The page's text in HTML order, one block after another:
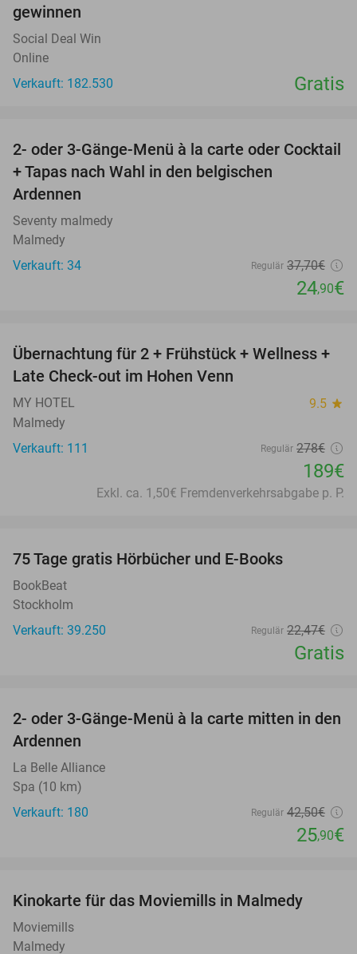
gewinnen
Social Deal Win
Online
Verkauft: 182.530
Gratis
34%
2- oder 3-Gänge-Menü à la carte oder Cocktail
+ Tapas nach Wahl in den belgischen
Ardennen
Seventy malmedy
Malmedy
Verkauft: 34
Regulär 37,70€
24,90€
32%
Übernachtung für 2 + Frühstück + Wellness +
Late Check-out im Hohen Venn
MY HOTEL 9.5 star
Malmedy
Verkauft: 111
Regulär 278€
189€
Exkl. ca. 1,50€ Fremdenverkehrsabgabe p. P.
75 Tage gratis Hörbücher und E-Books
BookBeat
Stockholm
Verkauft: 39.250
Regulär 22,47€
Gratis
39%
2- oder 3-Gänge-Menü à la carte mitten in den
Ardennen
La Belle Alliance
Spa (10 km)
Verkauft: 180
Regulär 42,50€
25,90€
Kinokarte für das Moviemills in Malmedy
Moviemills
Malmedy